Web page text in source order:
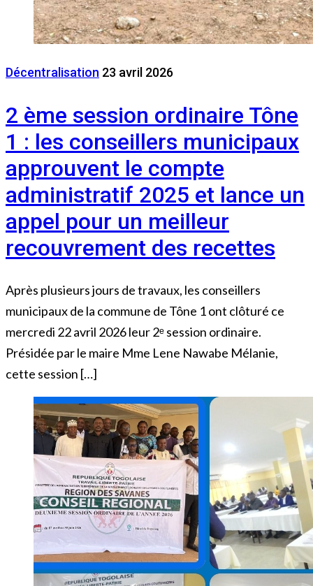
Décentralisation 23 avril 2026
2 ème session ordinaire Tône
1 : les conseillers municipaux
approuvent le compte
administratif 2025 et lance un
appel pour un meilleur
recouvrement des recettes
Après plusieurs jours de travaux, les conseillers
municipaux de la commune de Tône 1 ont clôturé ce
mercredi 22 avril 2026 leur 2ᵉ session ordinaire.
Présidée par le maire Mme Lene Nawabe Mélanie,
cette session […]